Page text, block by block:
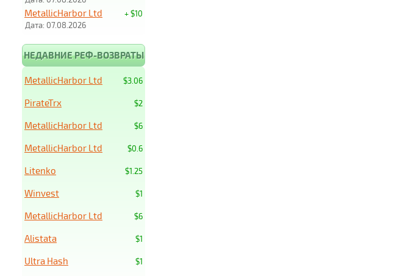
+ $10
MetallicHarbor Ltd
Дата: 07.08.2026
НЕДАВНИЕ РЕФ-ВОЗВРАТЫ
$3.06
MetallicHarbor Ltd
$2
PirateTrx
$6
MetallicHarbor Ltd
$0.6
MetallicHarbor Ltd
$1.25
Litenko
$1
Winvest
$6
MetallicHarbor Ltd
$1
Alistata
$1
Ultra Hash